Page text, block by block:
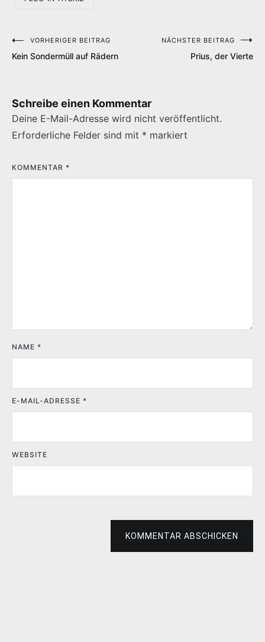
Beitragsnavigation
VORHERIGER BEITRAG
Kein Sondermüll auf Rädern
NÄCHSTER BEITRAG
Prius, der Vierte
Schreibe einen Kommentar
Deine E-Mail-Adresse wird nicht veröffentlicht.
Erforderliche Felder sind mit * markiert
KOMMENTAR *
NAME *
E-MAIL-ADRESSE *
WEBSITE
KOMMENTAR ABSCHICKEN